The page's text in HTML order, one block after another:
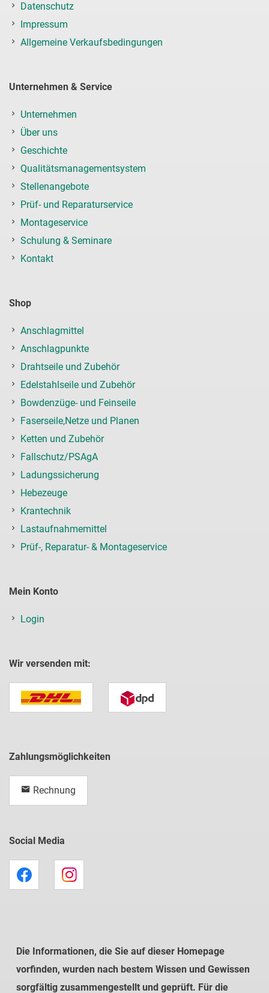
Datenschutz
Impressum
Allgemeine Verkaufsbedingungen
Unternehmen & Service
Unternehmen
Über uns
Geschichte
Qualitätsmanagementsystem
Stellenangebote
Prüf- und Reparaturservice
Montageservice
Schulung & Seminare
Kontakt
Shop
Anschlagmittel
Anschlagpunkte
Drahtseile und Zubehör
Edelstahlseile und Zubehör
Bowdenzüge- und Feinseile
Faserseile,Netze und Planen
Ketten und Zubehör
Fallschutz/PSAgA
Ladungssicherung
Hebezeuge
Krantechnik
Lastaufnahmemittel
Prüf-, Reparatur- & Montageservice
Mein Konto
Login
Wir versenden mit:
Zahlungsmöglichkeiten
Rechnung
Social Media
Die Informationen, die Sie auf dieser Homepage
vorfinden, wurden nach bestem Wissen und Gewissen
sorgfältig zusammengestellt und geprüft. Für die